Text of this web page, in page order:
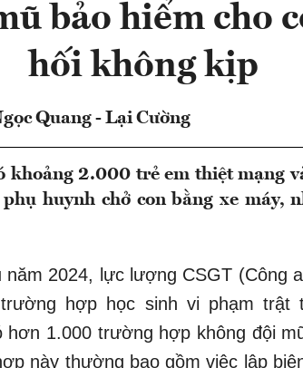
bảo hiểm cho
hối không kịp
Quang - Lại Cường
khoảng 2.000 trẻ em thiệt mạng
huynh chở con bằng xe máy,
năm 2024, lực lượng CSGT (Công
hợp học sinh vi phạm trật
hơn 1.000 trường hợp không đội
này thường bao gồm việc lập